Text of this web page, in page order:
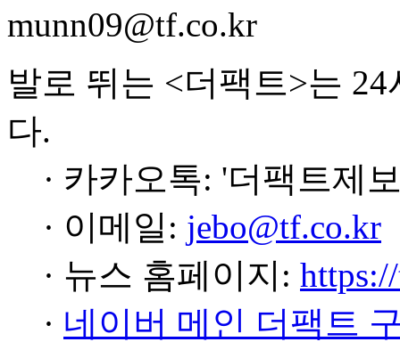
munn09@tf.co.kr
발로 뛰는 <더팩트>는
다.
· 카카오톡: '더팩트제
· 이메일: jebo@tf.co.kr
· 뉴스 홈페이지:
· 네이버 메인 더팩트